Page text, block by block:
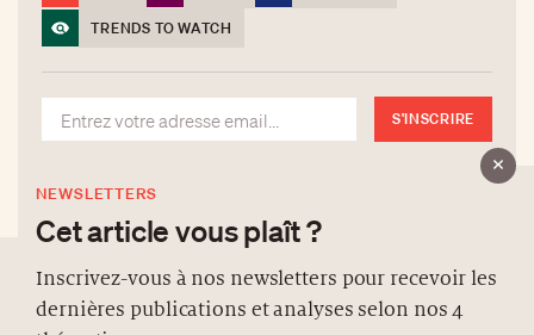
TRENDS TO WATCH
S'INSCRIRE
NEWSLETTERS
Cet article vous plaît ?
Inscrivez-vous à nos newsletters pour recevoir les
dernières publications et analyses selon nos 4